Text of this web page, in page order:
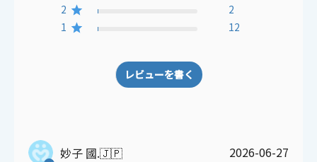
2
2
1
12
レビューを書く
妙子 國.🇯🇵
公
2026-06-27